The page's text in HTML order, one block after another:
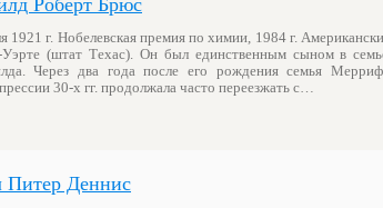
1921 г. Нобелевская премия по химии, 1984 г.
(штат Техас). Он был единственным сыном в
Через два года после его рождения семья
30-х гг. продолжала часто переезжать с…
Питер Деннис